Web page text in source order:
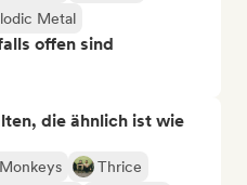
Metal
offen sind
die ähnlich ist wie
Thrice